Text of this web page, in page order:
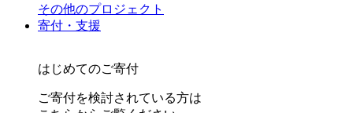
その他のプロジェクト
寄付・支援
はじめてのご寄付
ご寄付を検討されている方は